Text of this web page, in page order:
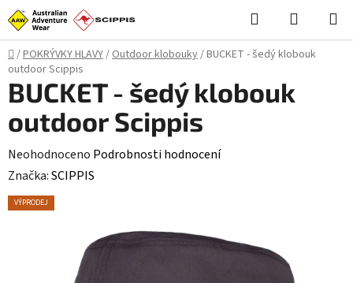
Přejít
na
obsah
Hledat
KOŠÍK
Domů
/POKRÝVKY HLAVY/Outdoor klobouky/BUCKET - šedý klobouk
outdoor Scippis
BUCKET - šedý klobouk
outdoor Scippis
Průměrné
hodnocení
produktu
Neohodnoceno Podrobnosti hodnocení
Značka:SCIPPIS
VÝPRODEJ